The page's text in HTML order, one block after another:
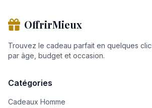
OffrirMieux
Trouvez le cadeau parfait en quelques
par âge, budget et occasion.
Catégories
Cadeaux Homme